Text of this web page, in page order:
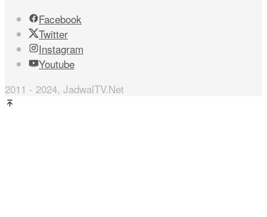
Facebook
Twitter
Instagram
Youtube
2011 - 2024, JadwalTV.Net